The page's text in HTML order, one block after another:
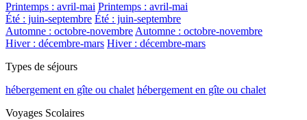
Printemps : avril-mai Printemps : avril-mai
Été : juin-septembre Été : juin-septembre
Automne : octobre-novembreAutomne : octobre-novembre
Hiver : décembre-mars Hiver : décembre-mars
Types de séjours
hébergement en gîte ou chalet hébergement en gîte ou chalet
Voyages Scolaires